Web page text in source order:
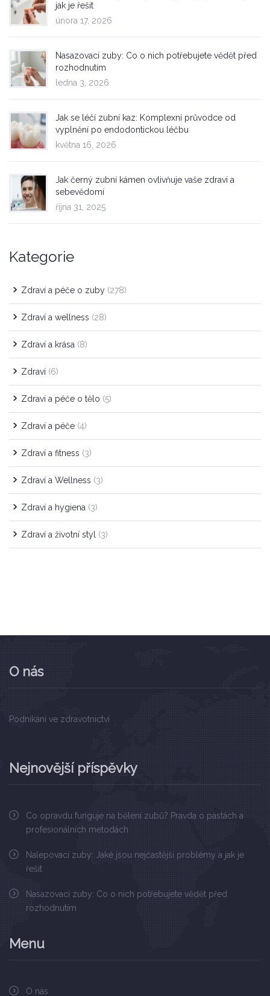
jak je řešit
února 17, 2026
Nasazovací zuby: Co o nich potřebujete vědět před
rozhodnutím
ledna 3, 2026
Jak se léčí zubní kaz: Komplexní průvodce od
vyplnění po endodontickou léčbu
května 16, 2026
Jak černý zubní kámen ovlivňuje vaše zdraví a
sebevědomí
října 31, 2025
Kategorie
Zdraví a péče o zuby (278)
Zdraví a wellness (28)
Zdraví a krása (8)
Zdraví (6)
Zdraví a péče o tělo (5)
Zdraví a péče (4)
Zdraví a fitness (3)
Zdraví a Wellness (3)
Zdraví a hygiena (3)
Zdraví a životní styl (3)
O nás
Podnikání ve zdravotnictví
Nejnovější příspěvky
Co opravdu funguje na bělení zubů? Pravda o pastách a
profesionálních metodách
Nalepovací zuby: Jaké jsou nejčastější problémy a jak je
řešit
Nasazovací zuby: Co o nich potřebujete vědět před
rozhodnutím
Menu
O nás